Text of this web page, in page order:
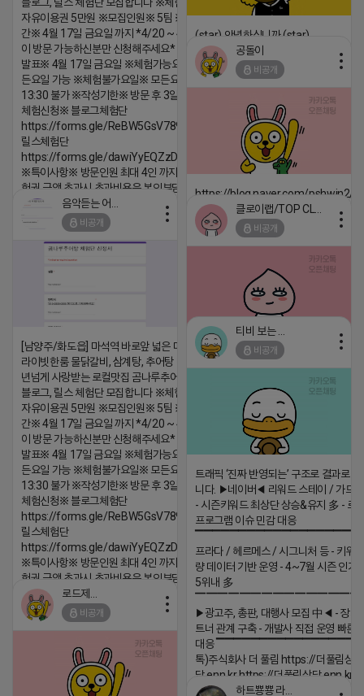
자유이용권 5만원 ※모집인원※ 5팀 ※모집기
간※ 4월 17일 금요일 까지 *4/20 ~ 4/26 사
이 방문 가능하신분만 신청해주세요* ※체험단
발표※ 4월 17일 금요일 ※체험가능요일※ 모
든요일 가능 ※체험불가요일※ 모든요일 12 ~
13:30 불가 ※작성기한※ 방문 후 3일 이내 ※
체험신청※ 블로그체험단
https://forms.gle/ReBW5GsV789ur2Pz6
릴스체험단
https://forms.gle/dawiYyEQZzDdqf8W8
※특이사항※ 방문인원 최대 4인 까지 가능 체
험권 금액 초과시 초과비용은 본인부담입니다.
2026-04-18 17:13
(star) 안녕하십니까 (star)
2026-04-18 17:12
공돌이
비공개
https://blog.naver.com/pshwin2/
2026-04-18 17:12
비공개
[남양주/화도읍] 마석역 바로앞 넓은 매장과, 프
라이빗한룸 물닭갈비, 삼계탕, 추어탕 맛집 10
년넘게 사랑받는 로컬맛집 곰나루추어탕에서
블로그, 릴스 체험단 모집합니다 ※체험메뉴※
자유이용권 5만원 ※모집인원※ 5팀 ※모집기
간※ 4월 17일 금요일 까지 *4/20 ~ 4/26 사
이 방문 가능하신분만 신청해주세요* ※체험단
발표※ 4월 17일 금요일 ※체험가능요일※ 모
든요일 가능 ※체험불가요일※ 모든요일 12 ~
13:30 불가 ※작성기한※ 방문 후 3일 이내 ※
체험신청※ 블로그체험단
https://forms.gle/ReBW5GsV789ur2Pz6
릴스체험단
https://forms.gle/dawiYyEQZzDdqf8W8
※특이사항※ 방문인원 최대 4인 까지 가능 체
험권 금액 초과시 초과비용은 본인부담입니다.
2026-04-18 17:12
비공개
2026-04-18 17:05
비공개
트래픽 ‘진짜 반영되는’ 구조로 결과로
니다. ▶네이버◀ 리워드 스테이 / 가드 /
- 시즌키워드 최상단 상승&유지 多 - 로
프로그램 이슈 민감 대응
▔▔▔▔▔▔▔▔▔▔▔▔▔▔▔▔▔▔ ▶
프라다 / 헤르메스 / 시그니처 등 - 키워
량 데이터 기반 운영 - 4~7월 시즌 인기
5위내 多
▶광고주, 총판, 대행사 모집 中◀ - 장기
트너 관계 구축 - 개발사 직접 운영 빠른
대응
톡)주식회사 더 풀림 https://더풀림상
담.enn.kr https://더풀림상담.enn.kr
비공개
하트뿅뿅 라이언